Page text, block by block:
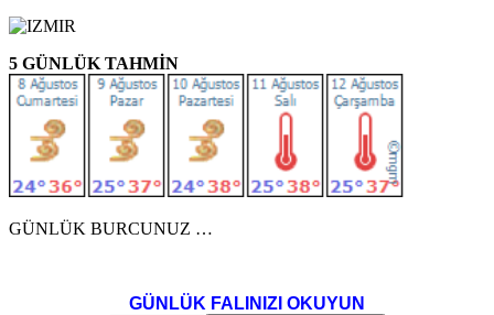
5 GÜNLÜK TAHMİN
GÜNLÜK BURCUNUZ …
GÜNLÜK FALINIZI OKUYUN